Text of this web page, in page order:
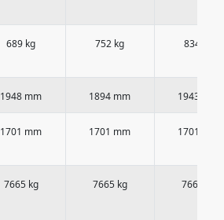
689 kg 752 kg 834 kg
1948 mm 1894 mm 1943 mm
1701 mm 1701 mm 1701 mm
7665 kg 7665 kg 7665 kg